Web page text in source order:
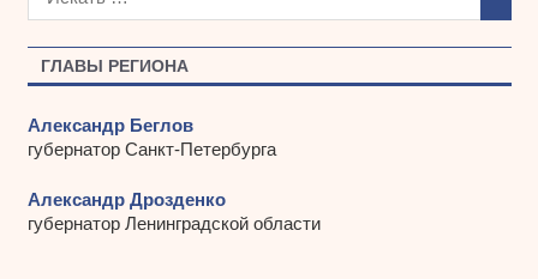
ГЛАВЫ РЕГИОНА
Александр Беглов
губернатор Санкт-Петербурга
Александр Дрозденко
губернатор Ленинградской области
ы